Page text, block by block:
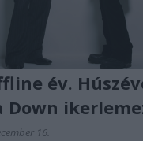
év.
Down
16.